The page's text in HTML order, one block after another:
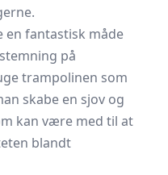
fantastisk måde
på
trampolinen som
skabe en sjov og
kan være med til at
blandt